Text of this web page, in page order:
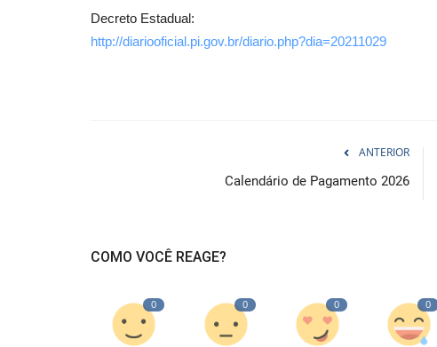
Decreto Estadual:
http://diariooficial.pi.gov.br/diario.php?dia=20211029
ANTERIOR
Calendário de Pagamento 2026
COMO VOCÊ REAGE?
0 0 0 0